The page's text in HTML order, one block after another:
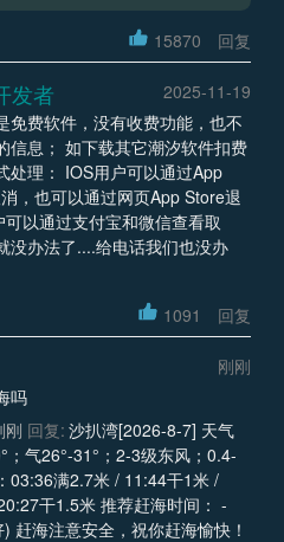
15870 回复
发者
2025-11-19
免费软件，没有收费功能，也不
信息； 如下载其它潮汐软件扣费
处理： IOS用户可以通过App
，也可以通过网页App Store退
以通过支付宝和微信查看取
没办法了....给电话我们也没办
1091 回复
刚刚
吗
刚 回复: 沙扒湾[2026-8-7] 天气
；气26°-31°；2-3级东风；0.4-
03:36满2.7米 / 11:44干1米 /
干1.5米 推荐赶海时间： -
赶海注意安全，祝你赶海愉快！